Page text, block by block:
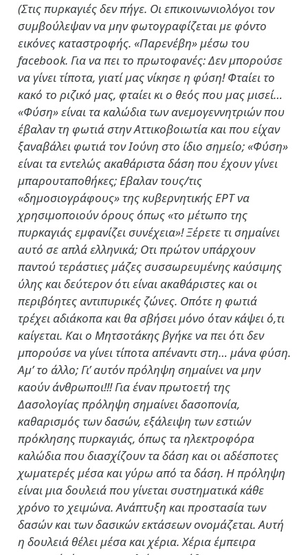
(Στις πυρκαγιές δεν πήγε. Οι επικοινωνιολόγοι τον
συμβούλεψαν να μην φωτογραφίζεται με φόντο
εικόνες καταστροφής. «Παρενέβη» μέσω του
facebook. Για να πει το πρωτοφανές: Δεν μπορούσε
να γίνει τίποτα, γιατί μας νίκησε η φύση! Φταίει το
κακό το ριζικό μας, φταίει κι ο θεός που μας μισεί…
«Φύση» είναι τα καλώδια των ανεμογεννητριών που
έβαλαν τη φωτιά στην Αττικοβοιωτία και που είχαν
ξαναβάλει φωτιά τον Ιούνη στο ίδιο σημείο; «Φύση»
είναι τα εντελώς ακαθάριστα δάση που έχουν γίνει
μπαρουταποθήκες; Εβαλαν τους/τις
«δημοσιογράφους» της κυβερνητικής ΕΡΤ να
χρησιμοποιούν όρους όπως «το μέτωπο της
πυρκαγιάς εμφανίζει συνέχεια»! Ξέρετε τι σημαίνει
αυτό σε απλά ελληνικά; Οτι πρώτον υπάρχουν
παντού τεράστιες μάζες συσσωρευμένης καύσιμης
ύλης και δεύτερον ότι είναι ακαθάριστες και οι
περιβόητες αντιπυρικές ζώνες. Οπότε η φωτιά
τρέχει αδιάκοπα και θα σβήσει μόνο όταν κάψει ό,τι
καίγεται. Και ο Μητσοτάκης βγήκε να πει ότι δεν
μπορούσε να γίνει τίποτα απέναντι στη… μάνα φύση.
Αμ’ το άλλο; Γι’ αυτόν πρόληψη σημαίνει να μην
καούν άνθρωποι!!! Για έναν πρωτοετή της
Δασολογίας πρόληψη σημαίνει δασοπονία,
καθαρισμός των δασών, εξάλειψη των εστιών
πρόκλησης πυρκαγιάς, όπως τα ηλεκτροφόρα
καλώδια που διασχίζουν τα δάση και οι αδέσποτες
χωματερές μέσα και γύρω από τα δάση. Η πρόληψη
είναι μια δουλειά που γίνεται συστηματικά κάθε
χρόνο το χειμώνα. Ανάπτυξη και προστασία των
δασών και των δασικών εκτάσεων ονομάζεται. Αυτή
η δουλειά θέλει μέσα και χέρια. Χέρια έμπειρα